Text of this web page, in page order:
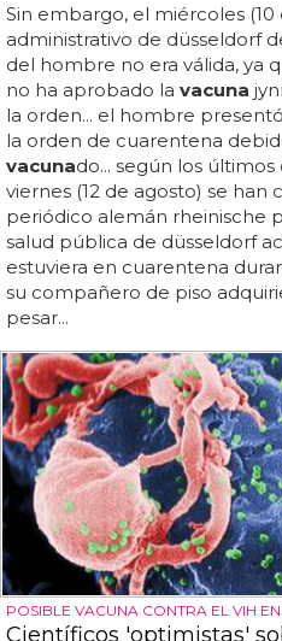
Sin embargo, el miércoles
administrativo de düsseldorf
del hombre no era válida, ya
no ha aprobado la vacuna
la orden... el hombre
la orden de cuarentena
vacunado... según los
viernes (12 de agosto) se han
periódico alemán rheinische
salud pública de düsseldorf
estuviera en cuarentena
su compañero de piso
pesar...
POSIBLE VACUNA CONTRA EL VIH
Científicos 'optimistas'